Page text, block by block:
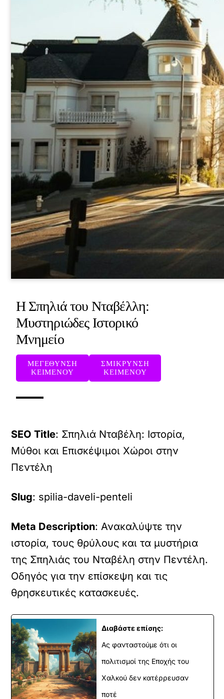
Η Σπηλιά του Νταβέλλη:
Μυστηριώδες Ιστορικό
Μνημείο
ΜΕΓΕΘΥΝΣΗ
ΚΕΙΜΕΝΟΥ
ΣΜΙΚΡΥΝΣΗ
ΚΕΙΜΕΝΟΥ
SEO Title: Σπηλιά Νταβέλη: Ιστορία,
Μύθοι και Επισκέψιμοι Χώροι στην
Πεντέλη
Slug: spilia-daveli-penteli
Meta Description: Ανακαλύψτε την
ιστορία, τους θρύλους και τα μυστήρια
της Σπηλιάς του Νταβέλη στην Πεντέλη.
Οδηγός για την επίσκεψη και τις
θρησκευτικές κατασκευές.
Διαβάστε επίσης:
Ας φανταστούμε ότι οι
πολιτισμοί της Εποχής του
Χαλκού δεν κατέρρευσαν
ποτέ